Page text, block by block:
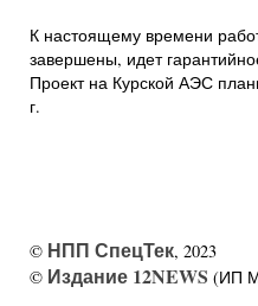
К настоящему времени
завершены, идет
Проект на Курской АЭС
г.
© НПП СпецТек, 2023
© Издание 12NEWS (ИП